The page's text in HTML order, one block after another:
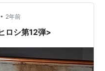
実を植えたことに由来
す。 橘の家紋のある神
井です。 …
• 2年前
ロシ第12弾>